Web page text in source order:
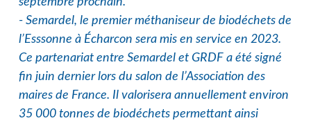
- Semardel, le premier méthaniseur de biodéchets de
l’Esssonne à Écharcon sera mis en service en 2023.
Ce partenariat entre Semardel et GRDF a été signé
fin juin dernier lors du salon de l’Association des
maires de France. Il valorisera annuellement environ
35 000 tonnes de biodéchets permettant ainsi